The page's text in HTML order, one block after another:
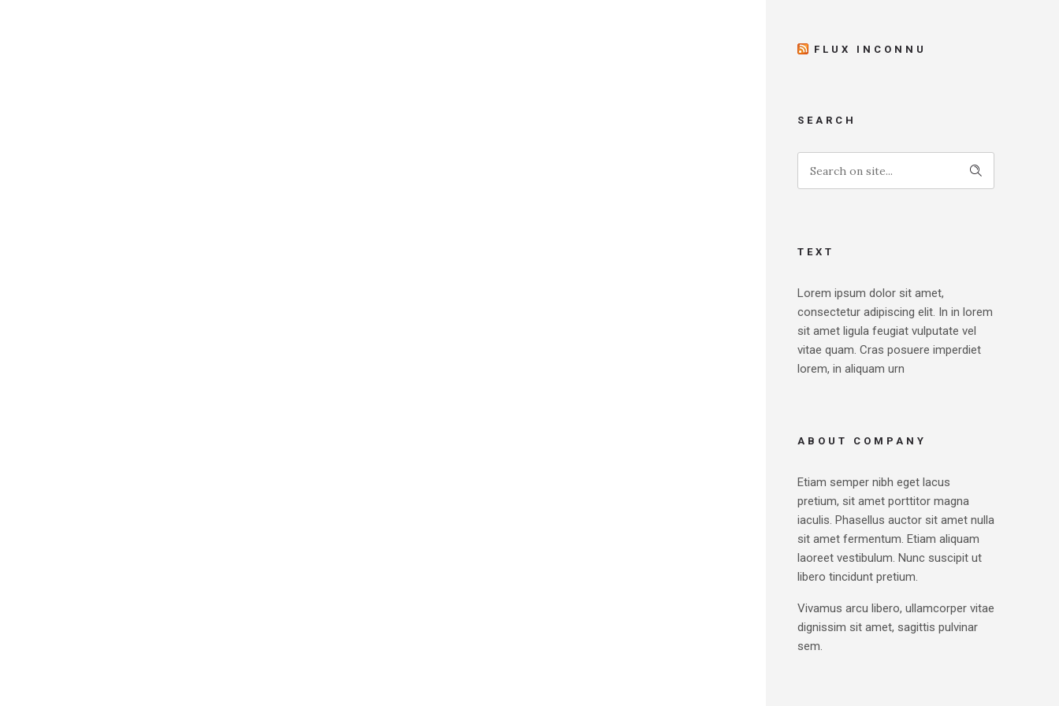
FLUX INCONNU
SEARCH
TEXT
Lorem ipsum dolor sit amet,
consectetur adipiscing elit. In in lorem
sit amet ligula feugiat vulputate vel
vitae quam. Cras posuere imperdiet
lorem, in aliquam urn
ABOUT COMPANY
Etiam semper nibh eget lacus
pretium, sit amet porttitor magna
iaculis. Phasellus auctor sit amet nulla
sit amet fermentum. Etiam aliquam
laoreet vestibulum. Nunc suscipit ut
libero tincidunt pretium.
Vivamus arcu libero, ullamcorper vitae
dignissim sit amet, sagittis pulvinar
sem.